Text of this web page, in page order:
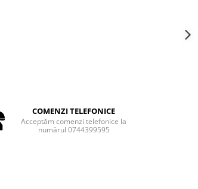
COMENZI TELEFONICE
Acceptăm comenzi telefonice la
numărul 0744399595